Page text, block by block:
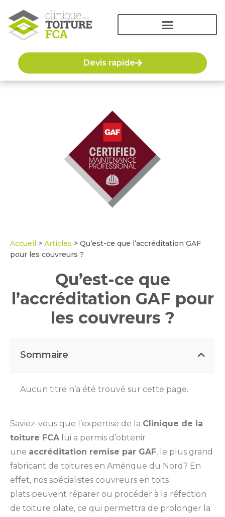
Devis rapide
Accueil > Articles > Qu’est-ce que l’accréditation GAF
pour les couvreurs ?
Qu’est-ce que
l’accréditation GAF pour
les couvreurs ?
Sommaire
Aucun titre n’a été trouvé sur cette page.
Saviez-vous que l’expertise de la Clinique de la
toiture FCAlui a permis d’obtenir
une accréditation remise par GAF, le plus grand
fabricant de toitures en Amérique du Nord? En
effet, nos spécialistes couvreurs en toits
plats peuvent réparer ou procéder à la réfection
de toiture plate, ce qui permettra de prolonger la